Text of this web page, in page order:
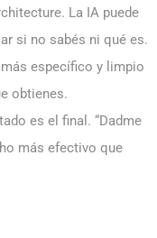
La IA puede
si no sabés ni qué es.
específico y limpio
obtienes.
es el final. “Dadme
más efectivo que